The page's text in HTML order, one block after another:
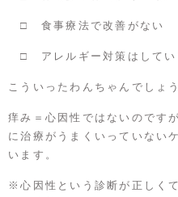
□ 食事療法で改善がない
□ アレルギー対策はしてい
こういったわんちゃんでしょう
痒み＝心因性ではないのです
に治療がうまくいっていない
います。
※心因性という診断が正しく